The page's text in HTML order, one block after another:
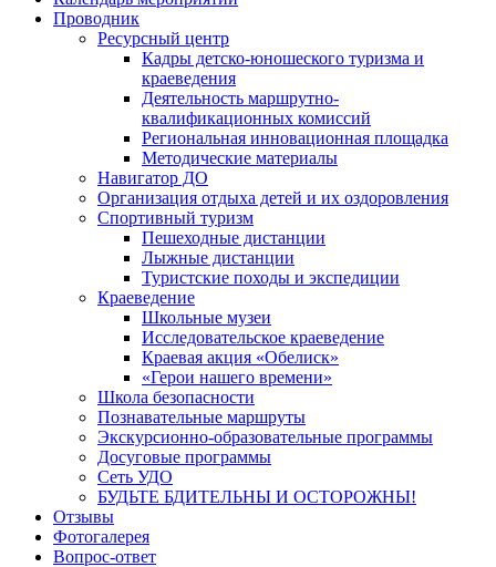
Проводник
Ресурсный центр
Кадры детско-юношеского туризма и
краеведения
Деятельность маршрутно-
квалификационных комиссий
Региональная инновационная площадка
Методические материалы
Навигатор ДО
Организация отдыха детей и их оздоровления
Спортивный туризм
Пешеходные дистанции
Лыжные дистанции
Туристские походы и экспедиции
Краеведение
Школьные музеи
Исследовательское краеведение
Краевая акция «Обелиск»
«Герои нашего времени»
Школа безопасности
Познавательные маршруты
Экскурсионно-образовательные программы
Досуговые программы
Сеть УДО
БУДЬТЕ БДИТЕЛЬНЫ И ОСТОРОЖНЫ!
Отзывы
Фотогалерея
Вопрос-ответ